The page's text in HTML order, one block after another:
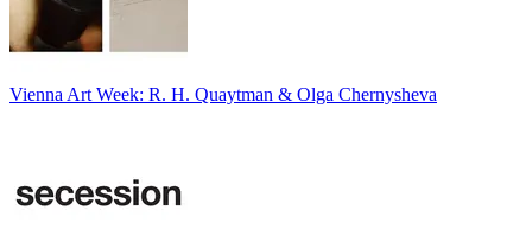
Vienna Art Week: R. H. Quaytman & Olga Chernysheva